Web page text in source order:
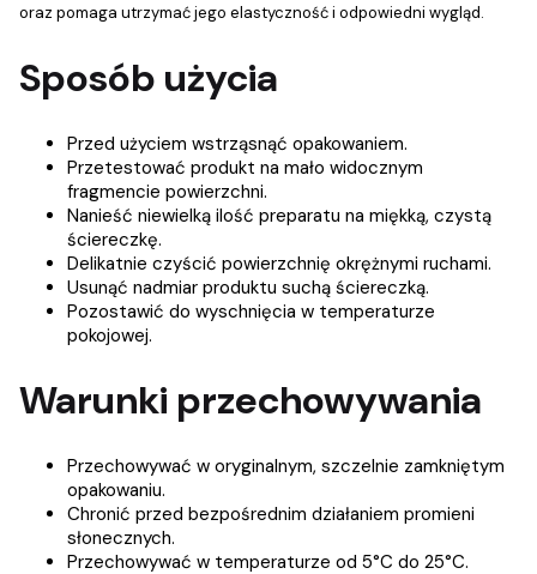
oraz pomaga utrzymać jego elastyczność i odpowiedni wygląd.
Sposób użycia
Przed użyciem wstrząsnąć opakowaniem.
Przetestować produkt na mało widocznym
fragmencie powierzchni.
Nanieść niewielką ilość preparatu na miękką, czystą
ściereczkę.
Delikatnie czyścić powierzchnię okrężnymi ruchami.
Usunąć nadmiar produktu suchą ściereczką.
Pozostawić do wyschnięcia w temperaturze
pokojowej.
Warunki przechowywania
Przechowywać w oryginalnym, szczelnie zamkniętym
opakowaniu.
Chronić przed bezpośrednim działaniem promieni
słonecznych.
Przechowywać w temperaturze od 5°C do 25°C.